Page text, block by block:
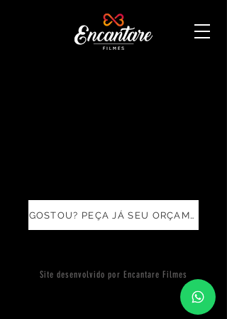
GOSTOU? PEÇA JÁ SEU ORÇAMENTO
Site desenvolvido por Encantare Filmes